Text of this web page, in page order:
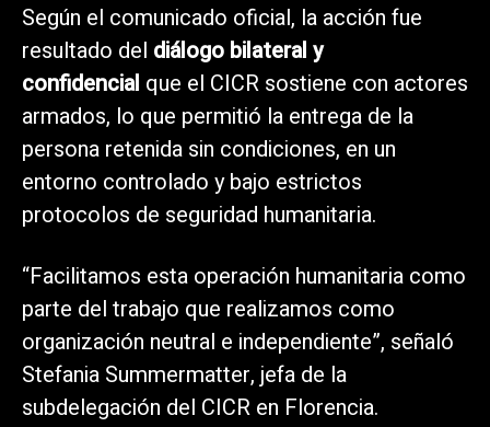
Según el comunicado oficial, la acción fue
resultado del diálogo bilateral y
confidencial que el CICR sostiene con actores
armados, lo que permitió la entrega de la
persona retenida sin condiciones, en un
entorno controlado y bajo estrictos
protocolos de seguridad humanitaria.
“Facilitamos esta operación humanitaria como
parte del trabajo que realizamos como
organización neutral e independiente”, señaló
Stefania Summermatter, jefa de la
subdelegación del CICR en Florencia.